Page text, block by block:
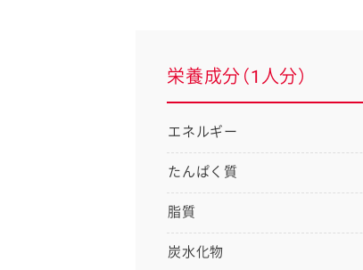
栄養成分（1人分）
エネルギー
たんぱく質
脂質
炭水化物